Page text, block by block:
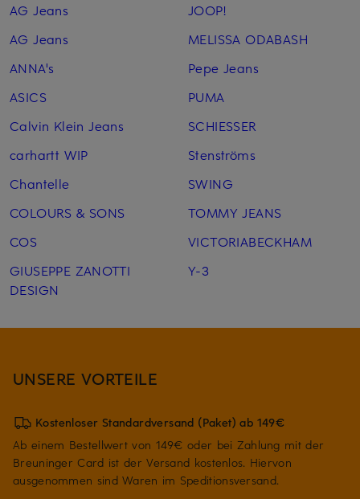
AG Jeans
AG Jeans
ANNA's
ASICS
Calvin Klein Jeans
carhartt WIP
Chantelle
COLOURS & SONS
COS
GIUSEPPE ZANOTTI
DESIGN
JOOP!
MELISSA ODABASH
Pepe Jeans
PUMA
SCHIESSER
Stenströms
SWING
TOMMY JEANS
VICTORIABECKHAM
Y-3
UNSERE VORTEILE
Kostenloser Standardversand (Paket) ab 149€
Ab einem Bestellwert von 149€ oder bei Zahlung mit der
Breuninger Card ist der Versand kostenlos. Hiervon
ausgenommen sind Waren im Speditionsversand.